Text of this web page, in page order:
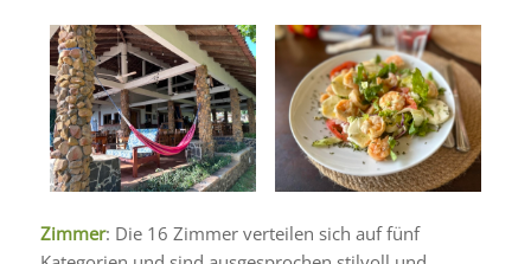
Zimmer: Die 16 Zimmer verteilen sich auf fünf